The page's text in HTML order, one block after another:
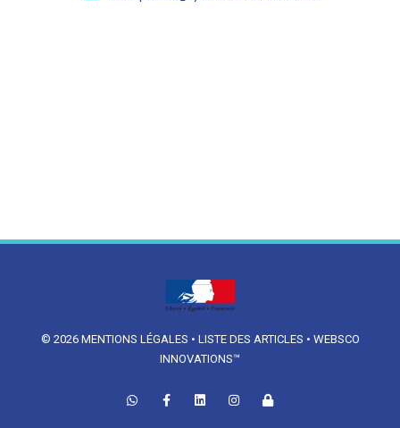
© 2026 MENTIONS LÉGALES • LISTE DES ARTICLES • WEBSCO
INNOVATIONS™